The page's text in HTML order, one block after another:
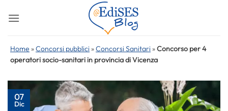
Home »Concorsi pubblici »Concorsi Sanitari »Concorso per 4
operatori socio-sanitari in provincia di Vicenza
07
Dic